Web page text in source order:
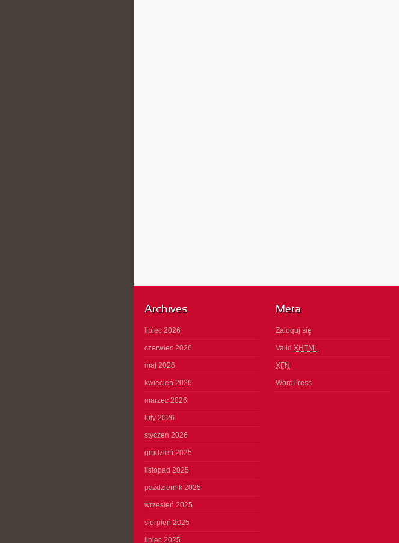
Archives
lipiec 2026
czerwiec 2026
maj 2026
kwiecień 2026
marzec 2026
luty 2026
styczeń 2026
grudzień 2025
listopad 2025
październik 2025
wrzesień 2025
sierpień 2025
lipiec 2025
Meta
Zaloguj się
Valid XHTML
XFN
WordPress